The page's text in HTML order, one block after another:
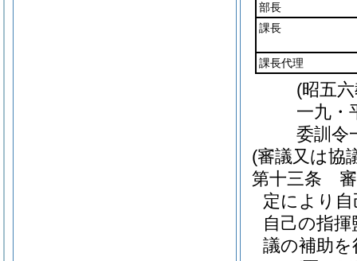
部長
課長
課長代理
(昭五
一九・
委訓令
(審議又は協
第十三条
定により
自己の指
議の補助